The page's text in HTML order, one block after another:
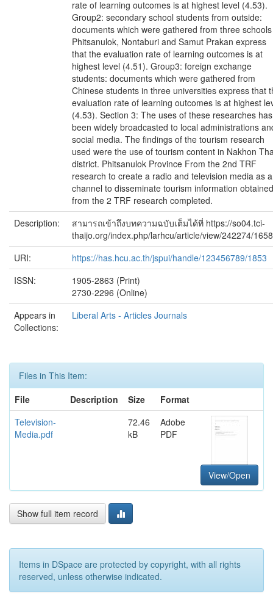
rate of learning outcomes is at highest level (4.53).
Group2: secondary school students from outside:
documents which were gathered from three
Phitsanulok, Nontaburi and Samut Prakan express
that the evaluation rate of learning outcomes is at
highest level (4.51). Group3: foreign exchange
students: documents which were gathered from
Chinese students in three universities express that
evaluation rate of learning outcomes is at highest
(4.53). Section 3: The uses of these researches has
been widely broadcasted to local administrations
social media. The findings of the tourism research
used were the use of tourism content in Nakhon
district. Phitsanulok Province From the 2nd TRF
research to create a radio and television media as a
channel to disseminate tourism information obtained
from the 2 TRF research completed.
Description:
สามารถเข้าถึงบทความฉบับเต็มได้ที่ https://so04.tci-
thaijo.org/index.php/larhcu/article/view/242274/
URI:
https://has.hcu.ac.th/jspui/handle/123456789/1853
ISSN:
1905-2863 (Print)
2730-2296 (Online)
Appears in
Collections:
Liberal Arts - Articles Journals
Files in This Item:
File
Description Size
Format
Television-
Media.pdf
72.46
kB
Adobe
PDF
View/Open
Show full item record
Items in DSpace are protected by copyright, with all rights
reserved, unless otherwise indicated.